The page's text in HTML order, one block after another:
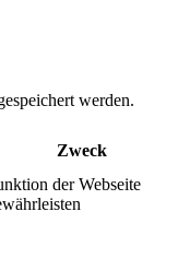
werden.​
Zweck
der Webseite